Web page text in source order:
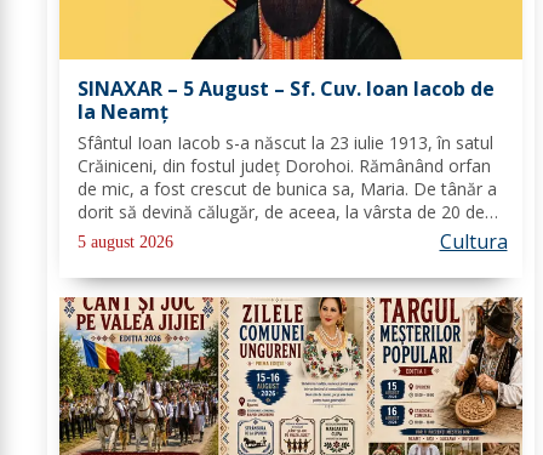
SINAXAR – 5 August – Sf. Cuv. Ioan Iacob de
la Neamţ
Sfântul Ioan Iacob s-a născut la 23 iulie 1913, în satul
Crăiniceni, din fostul județ Dorohoi. Rămânând orfan
de mic, a fost crescut de bunica sa, Maria. De tânăr a
dorit să devină călugăr, de aceea, la vârsta de 20 de
ani, și-a îndreptat pașii spre Mănăstirea Neamț. La 8
aprilie 1936, rasoforul...
5 august 2026 Cultura